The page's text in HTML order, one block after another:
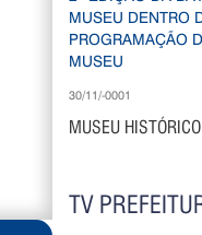
30/11/-0001
MUSEU
TV